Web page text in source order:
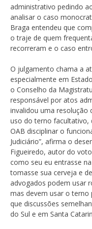
administrativo pedindo
analisar o caso
Braga entendeu que
o traje de quem
recorreram e o caso
O julgamento chama a
especialmente em
o Conselho da
responsável por atos
invalidou uma resolução
uso do terno facultativo,
OAB disciplinar o
Judiciário”, afirma o
Figueiredo, autor do
como seu eu entrasse
tomasse sua cerveja e
advogados podem usar
mas devem usar o terno
que discussões
do Sul e em Santa